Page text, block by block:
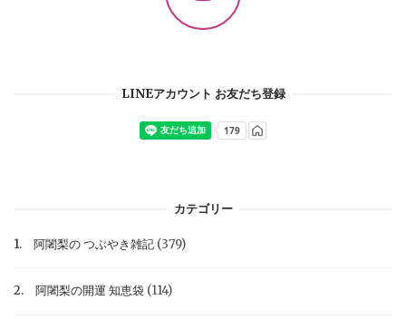
LINEアカウント お友だち登録
カテゴリー
1. 阿闍梨の つぶやき雑記 (379)
2. 阿闍梨の開運 知恵袋 (114)